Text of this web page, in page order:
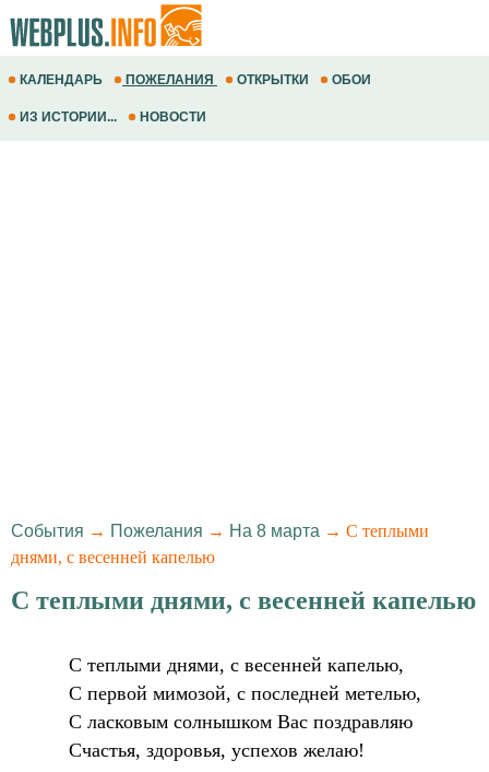
КАЛЕНДАРЬ ПОЖЕЛАНИЯ ОТКРЫТКИ ОБОИ
ИЗ ИСТОРИИ... НОВОСТИ
События → Пожелания → На 8 марта → С теплыми
днями, с весенней капелью
С теплыми днями, с весенней капелью
С теплыми днями, с весенней капелью,
С первой мимозой, с последней метелью,
С ласковым солнышком Вас поздравляю
Счастья, здоровья, успехов желаю!